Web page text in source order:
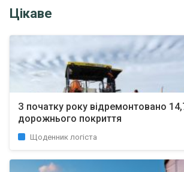
Цікаве
З початку року відремонтовано
дорожнього покриття
Щоденник логіста